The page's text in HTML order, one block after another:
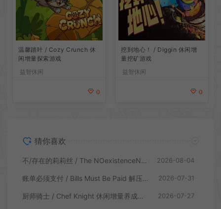
温馨踏叶 / Cozy Crunch 休
闲增量探索游戏
益智休闲
0
挖到地心！ / Diggin 休闲增
量挖矿游戏
益智休闲
0
猜你喜欢
不/存在的莉莉丝 / The NOexistenceN of Lilith 动态形象桌面互动游戏 2026-08-04
账单必须支付 / Bills Must Be Paid 解压增量肉鸽休闲游戏 2026-07-31
厨师骑士 / Chef Knight 休闲增量养成游戏 2026-07-27